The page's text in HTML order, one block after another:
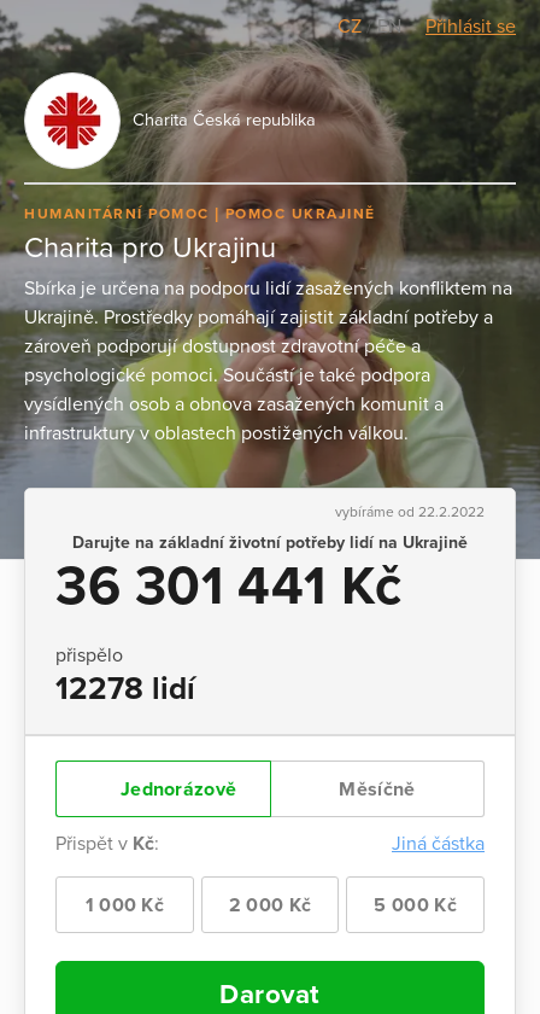
CZ/EN Přihlásit se
Charita Česká republika
HUMANITÁRNÍ POMOC POMOC UKRAJINĚ
Charita pro Ukrajinu
Sbírka je určena na podporu lidí zasažených konfliktem na
Ukrajině. Prostředky pomáhají zajistit základní potřeby a
zároveň podporují dostupnost zdravotní péče a
psychologické pomoci. Součástí je také podpora
vysídlených osob a obnova zasažených komunit a
infrastruktury v oblastech postižených válkou.
vybíráme od 22.2.2022
Darujte na základní životní potřeby lidí na Ukrajině
36 301 441 Kč
přispělo
12278 lidí
Jednorázově Měsíčně
Přispět v Kč: Jiná částka
1 000 Kč 2 000 Kč 5 000 Kč
Darovat